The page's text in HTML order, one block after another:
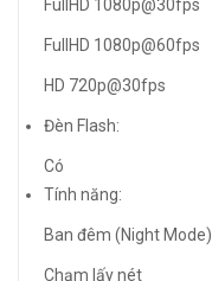
FullHD 1080p@30fps
FullHD 1080p@60fps
HD 720p@30fps
Đèn Flash:
Có
Tính năng:
Ban đêm (Night Mode)
Chạm lấy nét